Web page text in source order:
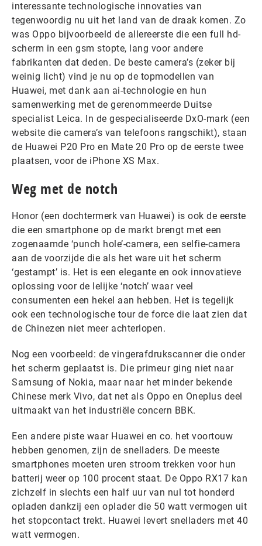
interessante technologische innovaties van
tegenwoordig nu uit het land van de draak komen. Zo
was Oppo bijvoorbeeld de allereerste die een full hd-
scherm in een gsm stopte, lang voor andere
fabrikanten dat deden. De beste camera’s (zeker bij
weinig licht) vind je nu op de topmodellen van
Huawei, met dank aan ai-technologie en hun
samenwerking met de gerenommeerde Duitse
specialist Leica. In de gespecialiseerde DxO-mark (een
website die camera’s van telefoons rangschikt), staan
de Huawei P20 Pro en Mate 20 Pro op de eerste twee
plaatsen, voor de iPhone XS Max.
Weg met de notch
Honor (een dochtermerk van Huawei) is ook de eerste
die een smartphone op de markt brengt met een
zogenaamde ‘punch hole’-camera, een selfie-camera
aan de voorzijde die als het ware uit het scherm
‘gestampt’ is. Het is een elegante en ook innovatieve
oplossing voor de lelijke ‘notch’ waar veel
consumenten een hekel aan hebben. Het is tegelijk
ook een technologische tour de force die laat zien dat
de Chinezen niet meer achterlopen.
Nog een voorbeeld: de vingerafdrukscanner die onder
het scherm geplaatst is. Die primeur ging niet naar
Samsung of Nokia, maar naar het minder bekende
Chinese merk Vivo, dat net als Oppo en Oneplus deel
uitmaakt van het industriële concern BBK.
Een andere piste waar Huawei en co. het voortouw
hebben genomen, zijn de snelladers. De meeste
smartphones moeten uren stroom trekken voor hun
batterij weer op 100 procent staat. De Oppo RX17 kan
zichzelf in slechts een half uur van nul tot honderd
opladen dankzij een oplader die 50 watt vermogen uit
het stopcontact trekt. Huawei levert snelladers met 40
watt vermogen.